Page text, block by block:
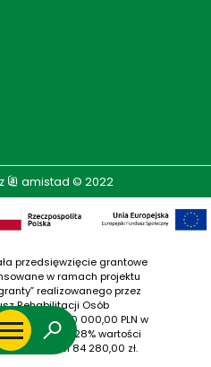
amistad © 2022
przedsięwzięcie grantowe
w ramach projektu
realizowanego przez
Rehabilitacji Osób
grantu: 100 000,00 PLN w
( 84,28% wartości
wynosi 84 280,00 zł.